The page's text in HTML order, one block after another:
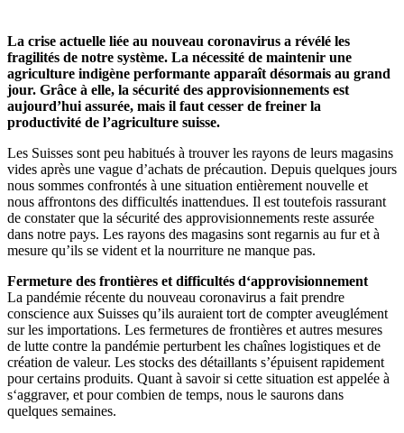
La crise actuelle liée au nouveau coronavirus a révélé les
fragilités de notre système. La nécessité de maintenir une
agriculture indigène performante apparaît désormais au grand
jour. Grâce à elle, la sécurité des approvisionnements est
aujourd’hui assurée, mais il faut cesser de freiner la
productivité de l’agriculture suisse.
Les Suisses sont peu habitués à trouver les rayons de leurs magasins
vides après une vague d’achats de précaution. Depuis quelques jours
nous sommes confrontés à une situation entièrement nouvelle et
nous affrontons des difficultés inattendues. Il est toutefois rassurant
de constater que la sécurité des approvisionnements reste assurée
dans notre pays. Les rayons des magasins sont regarnis au fur et à
mesure qu’ils se vident et la nourriture ne manque pas.
Fermeture des frontières et difficultés d‘approvisionnement
La pandémie récente du nouveau coronavirus a fait prendre
conscience aux Suisses qu’ils auraient tort de compter aveuglément
sur les importations. Les fermetures de frontières et autres mesures
de lutte contre la pandémie perturbent les chaînes logistiques et de
création de valeur. Les stocks des détaillants s’épuisent rapidement
pour certains produits. Quant à savoir si cette situation est appelée à
s‘aggraver, et pour combien de temps, nous le saurons dans
quelques semaines.